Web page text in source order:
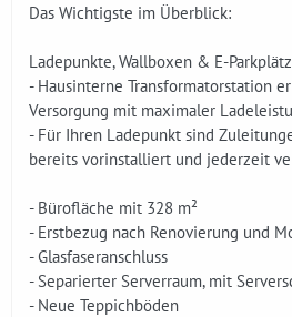
Das Wichtigste im Überblick:
Ladepunkte, Wallboxen & E-
- Hausinterne Transformatorstation
Versorgung mit maximaler
- Für Ihren Ladepunkt sind
bereits vorinstalliert und jederzeit
- Bürofläche mit 328 m²
- Erstbezug nach Renovierung und
- Glasfaseranschluss
- Separierter Serverraum, mit
- Neue Teppichböden